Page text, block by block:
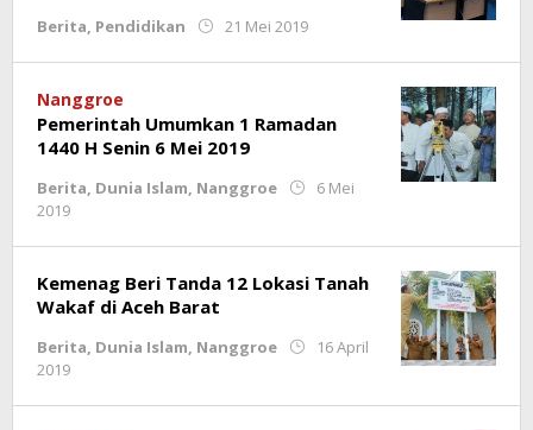
Berita, Pendidikan 21 Mei 2019
Trisnamal
Nanggroe
Pemerintah Umumkan 1 Ramadan
1440 H Senin 6 Mei 2019
Berita, Dunia Islam, Nanggroe
6 Mei
2019
Trisnamal
Kemenag Beri Tanda 12 Lokasi Tanah
Wakaf di Aceh Barat
Berita, Dunia Islam, Nanggroe
16 April
2019
Trisnamal